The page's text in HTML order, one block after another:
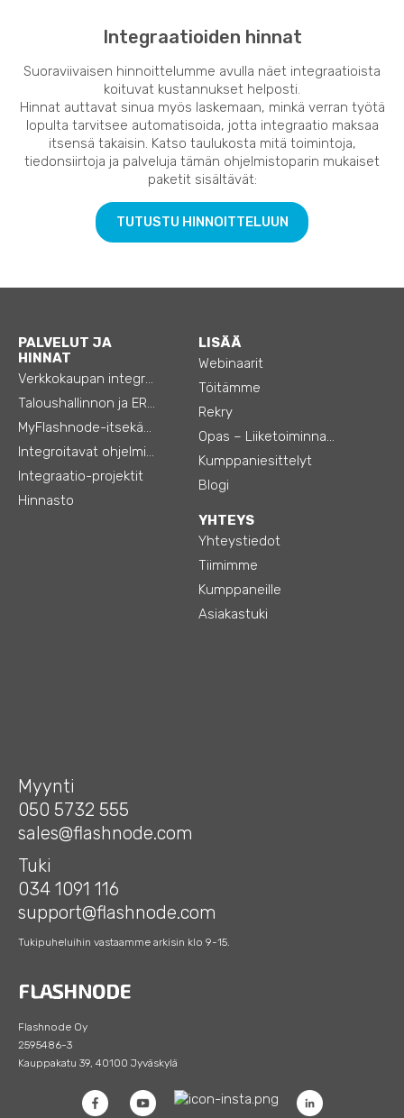
Integraatioiden hinnat
Suoraviivaisen hinnoittelumme avulla näet integraatioista
koituvat kustannukset helposti.
Hinnat auttavat sinua myös laskemaan, minkä verran työtä
lopulta tarvitsee automatisoida, jotta integraatio maksaa
itsensä takaisin. Katso taulukosta mitä toimintoja,
tiedonsiirtoja ja palveluja tämän ohjelmistoparin mukaiset
paketit sisältävät:
TUTUSTU HINNOITTELUUN
PALVELUT JA
HINNAT
Verkkokaupan integraatiot
Taloushallinnon ja ERP:n integraatiot
MyFlashnode-itsekäyttö-automaatio
Integroitavat ohjelmistot
Integraatio-projektit
Hinnasto
LISÄÄ
Webinaarit
Töitämme
Rekry
Opas – Liiketoiminnan tehostamiseen
Kumppaniesittelyt
Blogi
YHTEYS
Yhteystiedot
Tiimimme
Kumppaneille
Asiakastuki
Myynti
050 5732 555
sales@flashnode.com
Tuki
034 1091 116
support@flashnode.com
Tukipuheluihin vastaamme arkisin klo 9-15.
Flashnode Oy
2595486-3
Kauppakatu 39, 40100 Jyväskylä